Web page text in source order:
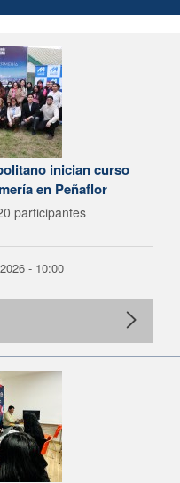
inician curso
en Peñaflor
participantes
- 10:00